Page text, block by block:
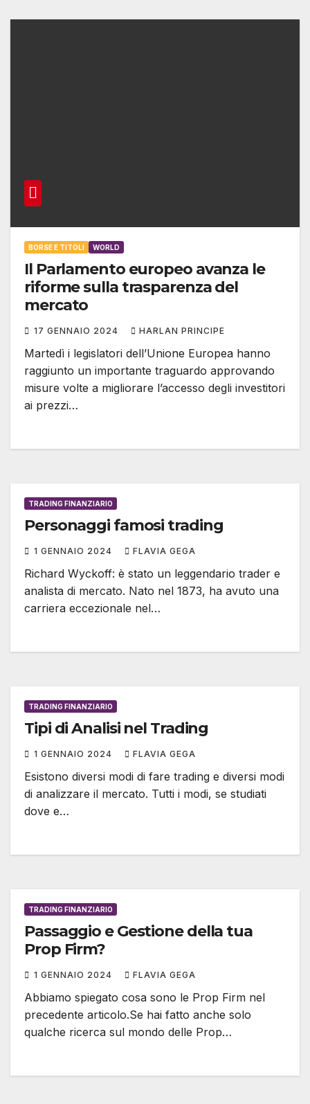
BORSE E TITOLI WORLD
Il Parlamento europeo avanza le
riforme sulla trasparenza del
mercato
17 GENNAIO 2024 HARLAN PRINCIPE
Martedì i legislatori dell’Unione Europea hanno
raggiunto un importante traguardo approvando
misure volte a migliorare l’accesso degli investitori
ai prezzi…
TRADING FINANZIARIO
Personaggi famosi trading
1 GENNAIO 2024 FLAVIA GEGA
Richard Wyckoff: è stato un leggendario trader e
analista di mercato. Nato nel 1873, ha avuto una
carriera eccezionale nel…
TRADING FINANZIARIO
Tipi di Analisi nel Trading
1 GENNAIO 2024 FLAVIA GEGA
Esistono diversi modi di fare trading e diversi modi
di analizzare il mercato. Tutti i modi, se studiati
dove e…
TRADING FINANZIARIO
Passaggio e Gestione della tua
Prop Firm?
1 GENNAIO 2024 FLAVIA GEGA
Abbiamo spiegato cosa sono le Prop Firm nel
precedente articolo.Se hai fatto anche solo
qualche ricerca sul mondo delle Prop…